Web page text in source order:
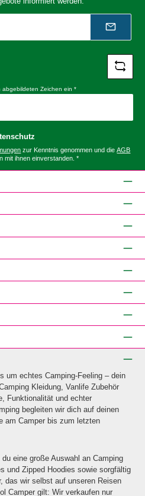
Zeichen ein *
zur Kenntnis genommen und dieAGB
mit ihnen einverstanden. *
um echtes Camping-Feeling – dein
Kleidung, Vanlife Zubehör
Funktionalität und echter
begleiten wir dich auf deinen
am Camper bis zum letzten
eine große Auswahl an Camping
und Zipped Hoodies sowie sorgfältig
das wir selbst auf unseren Reisen
Camper gilt: Wir verkaufen nur